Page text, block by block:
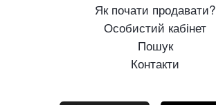
Як почати продавати?
Особистий кабінет
Пошук
Контакти